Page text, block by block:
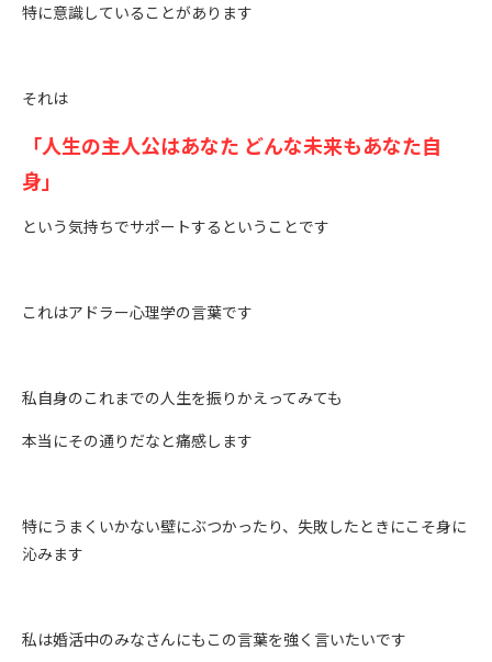
特に意識していることがあります
それは
「人生の主人公はあなた どんな未来もあなた自
身」
という気持ちでサポートするということです
これはアドラー心理学の言葉です
私自身のこれまでの人生を振りかえってみても
本当にその通りだなと痛感します
特にうまくいかない壁にぶつかったり、失敗したときにこそ身に
沁みます
私は婚活中のみなさんにもこの言葉を強く言いたいです